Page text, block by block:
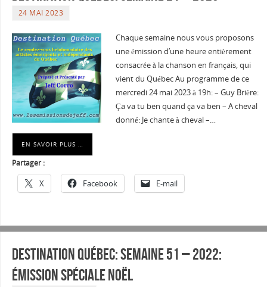
24 MAI 2023
Chaque semaine nous vous proposons
une émission d’une heure entièrement
consacrée à la chanson en français, qui
vient du Québec Au programme de ce
mercredi 24 mai 2023 à 19h: – Guy Brière:
Ça va tu ben quand ça va ben – A cheval
donné: Je chante à cheval –…
EN SAVOIR PLUS …
Partager :
X Facebook E-mail
Destination Québec: Semaine 51 – 2022:
émission spéciale Noël